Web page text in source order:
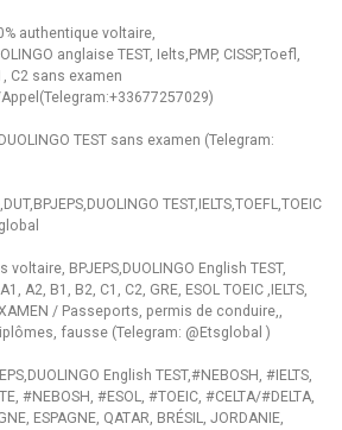
authentique voltaire,
anglaise TEST, Ielts,PMP, CISSP,Toefl,
C2 sans examen
TEST sans examen (Telegram:
TEST,IELTS,TOEFL,TOEIC
BPJEPS,DUOLINGO English TEST,
A2, B1, B2, C1, C2, GRE, ESOL TOEIC ,IELTS,
/ Passeports, permis de conduire,,
fausse (Telegram: @Etsglobal )
English TEST,#NEBOSH, #IELTS,
#NEBOSH, #ESOL, #TOEIC, #CELTA/#DELTA,
ESPAGNE, QATAR, BRÉSIL, JORDANIE,